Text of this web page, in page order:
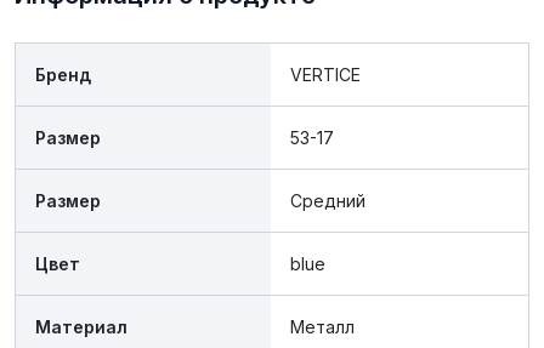
Бренд VERTICE
Размер 53-17
Размер Средний
Цвет blue
Материал Металл